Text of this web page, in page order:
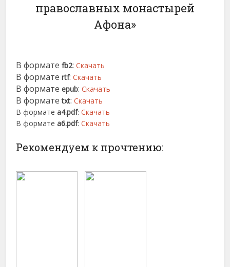
православных монастырей
Афона»
В форматеfb2:Скачать
В форматеrtf:Скачать
В форматеepub:Скачать
В форматеtxt:Скачать
В форматеa4.pdf:Скачать
В форматеa6.pdf:Скачать
Рекомендуем к прочтению: